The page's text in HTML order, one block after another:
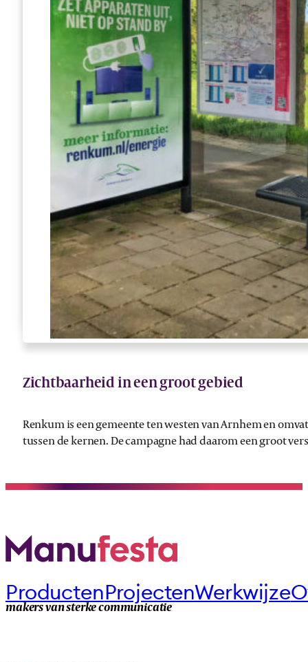
Zichtbaarheid in een groot gebied
Renkum is een gemeente ten westen van Arnhem en
tussen de kernen. De campagne had daarom een groot
makers van sterke communicatie
ProductenProjectenWerkwijze